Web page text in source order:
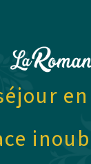
en